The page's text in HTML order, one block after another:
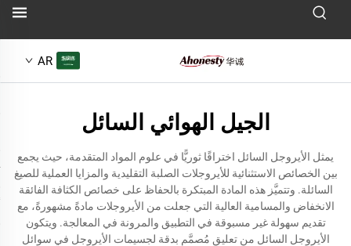
AR
الجيل الهوائي السائل
يمثل الأيروجل السائل اختراقًا ثوريًّا في علوم المواد المتقدمة، حيث يجمع
بين الخصائص الاستثنائية للأيروجلات الصلبة التقليدية والمزايا العملية للصيغ
السائلة. وتتميَّز هذه المادة المبتكرة بالحفاظ على خصائص الكثافة الفائقة
الانخفاض والمسامية العالية التي جعلت من الأيروجلات مادةً مشهورةً، مع
تقديم سهولة غير مسبوقة في التطبيق والمرونة في المعالجة. ويتكون
الأيروجل السائل من تعليقٍ مُصمَّم بدقة لجسيمات الأيروجل في سوائل